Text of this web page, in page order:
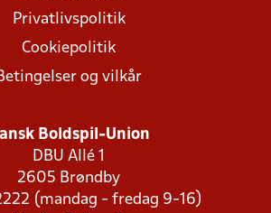
Privatlivspolitik
Cookiepolitik
og vilkår
Boldspil-Union
DBU Allé 1
2605 Brøndby
(mandag - fredag 9-16)